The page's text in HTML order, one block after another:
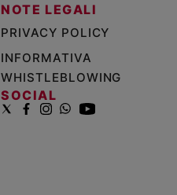
NOTE LEGALI
PRIVACY POLICY
INFORMATIVA
WHISTLEBLOWING
SOCIAL